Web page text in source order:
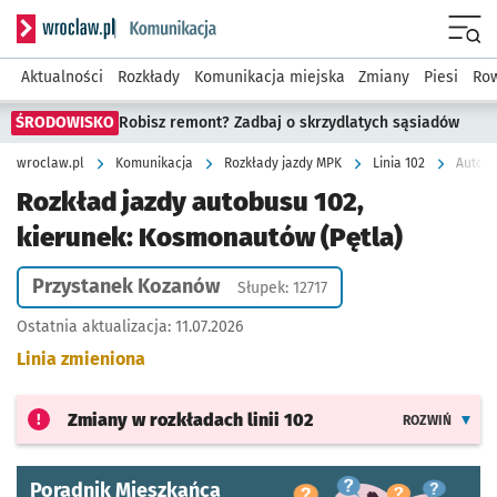
Serwis informacyjny wroclaw.pl podserwis: Komunikacja
Aktualności Rozkłady Komunikacja miejska Zmiany Piesi
ŚRODOWISKO Robisz remont? Zadbaj o skrzydlatych sąsiadów
wroclaw.pl Komunikacja Rozkłady jazdy MPK Linia 102
Rozkład jazdy autobusu 102,
kierunek: Kosmonautów (Pętla)
Przystanek Kozanów Słupek: 12717
Ostatnia aktualizacja: 11.07.2026
Linia zmieniona
Zmiany w rozkładach linii 102 ROZWIŃ
Poradnik Mieszkańca